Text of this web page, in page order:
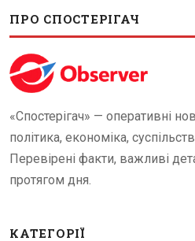
ПРО СПОСТЕРІГАЧ
«Спостерігач» — оперативні
політика, економіка,
Перевірені факти, важливі
протягом дня.
КАТЕГОРІЇ